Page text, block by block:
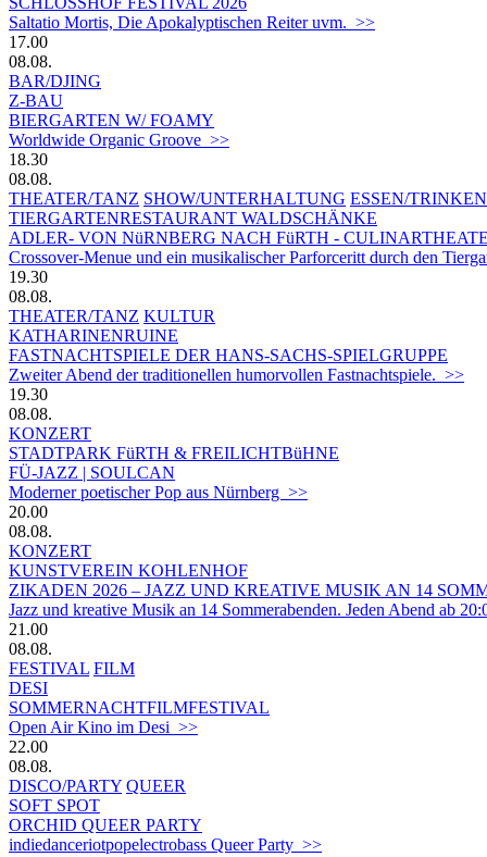
Saltatio Mortis, Die Apokalyptischen Reiter uvm. >>
17.00
08.08.
BAR/DJING
Z-BAU
BIERGARTEN W/ FOAMY
Worldwide Organic Groove >>
18.30
08.08.
THEATER/TANZ SHOW/UNTERHALTUNG ESSEN/TRINKEN
TIERGARTEN­RESTAURANT WALDSCHÄNKE
ADLER- VON NüRNBERG NACH FüRTH -
Crossover-Menue und ein musikalischer Parforceritt durch den
19.30
08.08.
THEATER/TANZ KULTUR
KATHARINENRUINE
FASTNACHTSPIELE DER HANS-SACHS-SPIELGRUPPE
Zweiter Abend der traditionellen humorvollen Fastnachtspiele. >>
19.30
08.08.
KONZERT
STADTPARK FüRTH & FREILICHTBüHNE
FÜ-JAZZ | SOULCAN
Moderner poetischer Pop aus Nürnberg >>
20.00
08.08.
KONZERT
KUNSTVEREIN KOHLENHOF
ZIKADEN 2026 – JAZZ UND KREATIVE MUSIK AN 14
Jazz und kreative Musik an 14 Sommerabenden. Jeden Abend ab
21.00
08.08.
FESTIVAL FILM
DESI
SOMMERNACHTFILMFESTIVAL
Open Air Kino im Desi >>
22.00
08.08.
DISCO/PARTY QUEER
SOFT SPOT
ORCHID QUEER PARTY
indiedanceriotpopelectrobass Queer Party >>